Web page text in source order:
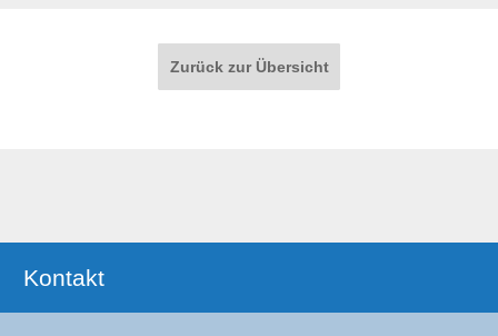
Zurück zur Übersicht
Kontakt